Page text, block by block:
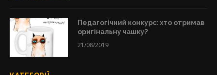
Педагогічний конкурс: хто отримав
оригінальну чашку?
21/08/2019